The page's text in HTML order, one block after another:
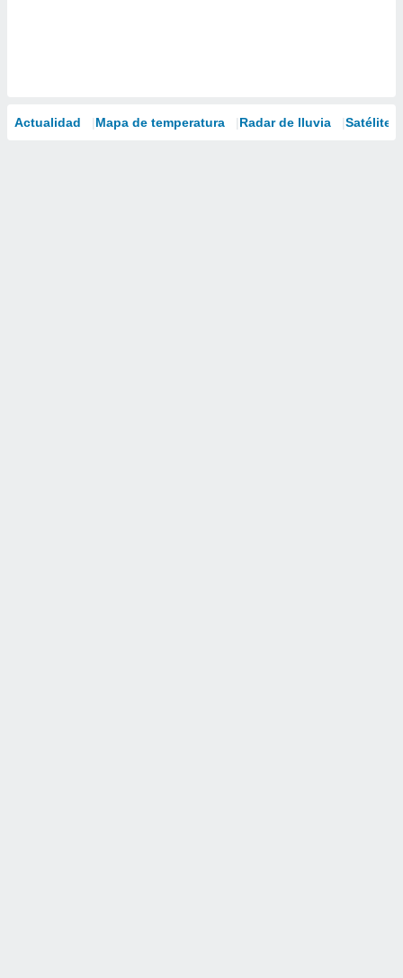
Actualidad Mapa de temperatura Radar de lluvia Satélites